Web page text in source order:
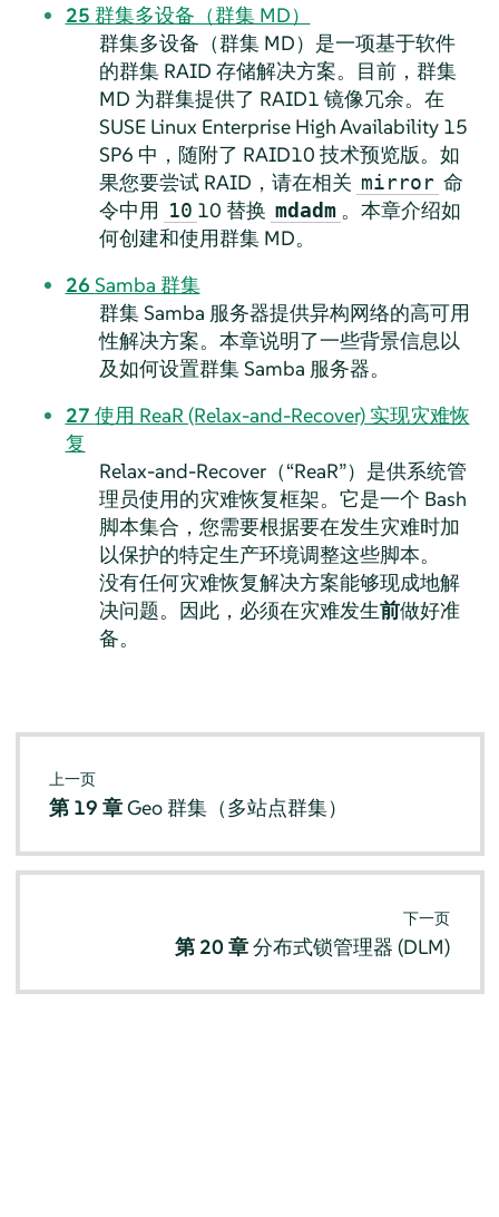
25 群集多设备（群集 MD）
群集多设备（群集 MD）是一项基于软件
的群集 RAID 存储解决方案。目前，群集
MD 为群集提供了 RAID1 镜像冗余。在
SUSE Linux Enterprise High Availability 15
SP6 中，随附了 RAID10 技术预览版。如
果您要尝试 RAID，请在相关 mirror 命
令中用 10 10 替换 mdadm 。本章介绍如
何创建和使用群集 MD。
26 Samba 群集
群集 Samba 服务器提供异构网络的高可用
性解决方案。本章说明了一些背景信息以
及如何设置群集 Samba 服务器。
27 使用 ReaR (Relax-and-Recover) 实现灾难恢
复
Relax-and-Recover（“ReaR”）是供系统管
理员使用的灾难恢复框架。它是一个 Bash
脚本集合，您需要根据要在发生灾难时加
以保护的特定生产环境调整这些脚本。
没有任何灾难恢复解决方案能够现成地解
决问题。因此，必须在灾难发生前做好准
备。
上一页
第 19 章Geo 群集（多站点群集）
下一页
第 20 章分布式锁管理器 (DLM)